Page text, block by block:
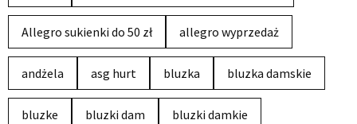
Allegro sukienki do 50 zł allegro wyprzedaż
andżela asg hurt bluzka bluzka damskie
bluzke bluzki dam bluzki damkie